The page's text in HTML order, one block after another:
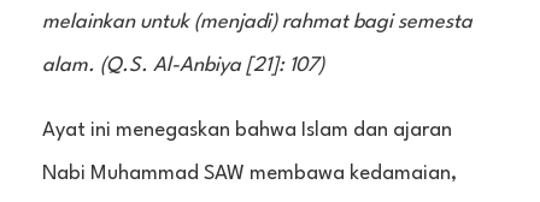
melainkan untuk (menjadi) rahmat bagi semesta
alam. (Q.S. Al-Anbiya [21]: 107)
Ayat ini menegaskan bahwa Islam dan ajaran
Nabi Muhammad SAW membawa kedamaian,